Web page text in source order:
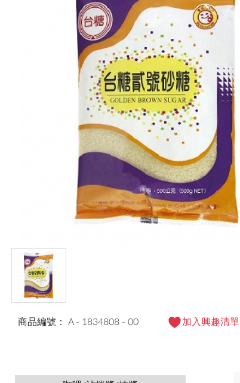
商品編號： A - 1834808 - 00 加入興趣清單